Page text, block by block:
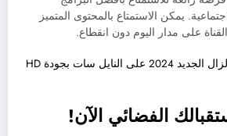
يمكن الاستمتاع بالمحتوى المتميز
على مدار اليوم دون انقطاع.
تردد قناة زلزال الجديد 2024 على النايل سات بجودة HD
الفضائي الآن!